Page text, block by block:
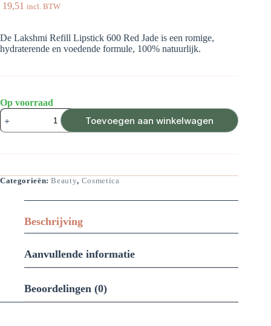
19,51 incl. BTW
De Lakshmi Refill Lipstick 600 Red Jade is een romige,
hydraterende en voedende formule, 100% natuurlijk.
Op voorraad
Lakshmi
Refill
Lipstick
aantal
Toevoegen aan winkelwagen
Categorieën:Beauty, Cosmetica
Beschrijving
Aanvullende informatie
Beoordelingen (0)